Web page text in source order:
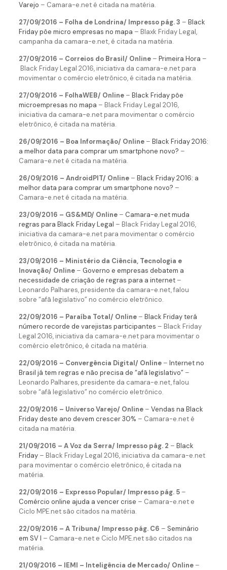
Varejo – Camara-e.net é citada na matéria.
27/09/2016 – Folha de Londrina/ Impresso pág. 3 – Black
Friday põe micro empresas no mapa – Blaxk Friday Legal,
campanha da camara-e.net, é citada na matéria.
27/09/2016 – Correios do Brasil/ Online– Primeira Hora –
Black Friday Legal 2016, iniciativa da camara-e.net para
movimentar o comércio eletrônico, é citada na matéria.
27/09/2016 – FolhaWEB/ Online– Black Friday põe
microempresas no mapa – Black Friday Legal 2016,
iniciativa da camara-e.net para movimentar o comércio
eletrônico, é citada na matéria.
26/09/2016 – Boa Informação/ Online– Black Friday 2016:
a melhor data para comprar um smartphone novo? –
Camara-e.net é citada na matéria.
26/09/2016 – AndroidPIT/ Online– Black Friday 2016: a
melhor data para comprar um smartphone novo? –
Camara-e.net é citada na matéria.
23/09/2016 – GS&MD/ Online– Camara-e.net muda
regras para Black Friday Legal – Black Friday Legal 2016,
iniciativa da camara-e.net para movimentar o comércio
eletrônico, é citada na matéria.
23/09/2016 – Ministério da Ciência, Tecnologia e
Inovação/ Online– Governo e empresas debatem a
necessidade de criação de regras para a internet–
Leonardo Palhares, presidente da camara-e.net, falou
sobre “afã legislativo” no comércio eletrônico.
22/09/2016 – Paraíba Total/ Online– Black Friday terá
número recorde de varejistas participantes – Black Friday
Legal 2016, iniciativa da camara-e.net para movimentar o
comércio eletrônico, é citada na matéria.
22/09/2016 – Convergência Digital/ Online– Internet no
Brasil já tem regras e não precisa de “afã legislativo”–
Leonardo Palhares, presidente da camara-e.net, falou
sobre “afã legislativo” no comércio eletrônico.
22/09/2016 – Universo Varejo/ Online– Vendas na Black
Friday deste ano devem crescer 30% – Camara-e.net é
citada na matéria.
21/09/2016 – A Voz da Serra/ Impresso pág. 2 – Black
Friday– Black Friday Legal 2016, iniciativa da camara-e.net
para movimentar o comércio eletrônico, é citada na
matéria.
22/09/2016 – Expresso Popular/ Impresso pág. 5–
Comércio online ajuda a vencer crise – Camara-e.net e
Ciclo MPE.net são citados na matéria.
22/09/2016 – A Tribuna/ Impresso pág. C6 – Seminário
em SV l – Camara-e.net e Ciclo MPE.net são citados na
matéria.
21/09/2016 – IEMI – Inteligência de Mercado/ Online–